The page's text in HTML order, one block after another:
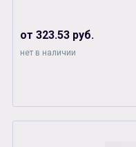
от 323.53 руб.
нет в наличии